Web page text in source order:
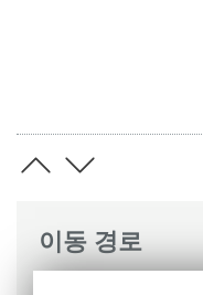
이동 경로